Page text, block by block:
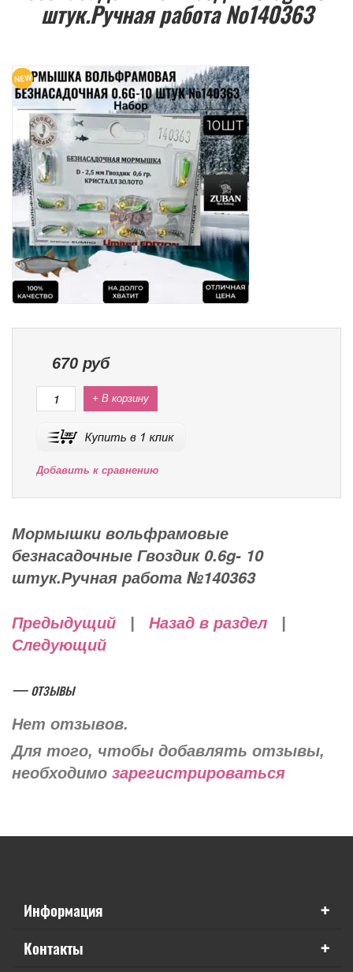
штук.Ручная работа №140363
670 руб
+ В корзину
Добавить к сравнению
Мормышки вольфрамовые
безнасадочные Гвоздик 0.6g- 10
штук.Ручная работа №140363
Предыдущий Назад в раздел
Следующий
— отзывы
Нет отзывов.
Для того, чтобы добавлять отзывы,
необходимо зарегистрироваться
Информация +
Контакты +